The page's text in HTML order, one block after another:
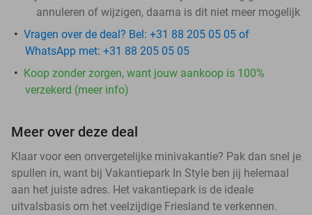
annuleren of wijzigen, daarna is dit niet meer mogelijk
Vragen over de deal? Bel: +31 88 205 05 05 of
WhatsApp met: +31 88 205 05 05
Koop zonder zorgen, want jouw aankoop is 100%
verzekerd (meer info)
Meer over deze deal
Klaar voor een onvergetelijke minivakantie? Pak dan snel je
spullen in, want bij Vakantiepark In Style ben jij helemaal
aan het juiste adres. Het vakantiepark is de ideale
uitvalsbasis om het veelzijdige Friesland te verkennen.